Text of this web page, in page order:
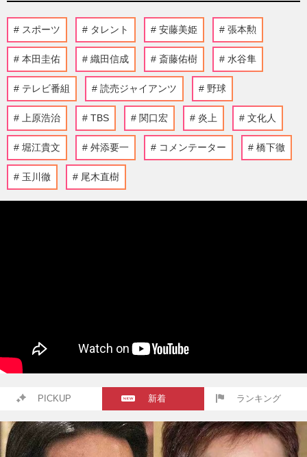
スポーツ タレント 安藤美姫 張本勲
本田圭佑 織田信成 斎藤佑樹 水谷隼
テレビ番組 読売ジャイアンツ 野球
上原浩治 TBS 関口宏 炎上 文化人
堀江貴文 舛添要一 コメンテーター 橋下徹
玉川徹 尾木直樹
PICKUP 新着 ランキング